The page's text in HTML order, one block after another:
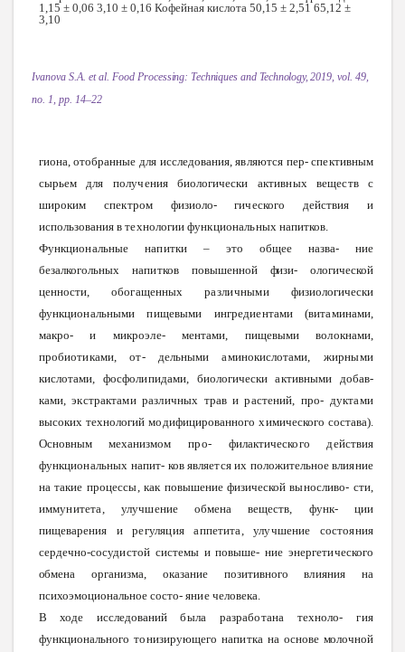
Ivanova S.A. et al. Food Processing: TechniquesandTechnology, 2019, vol. 49,
no. 1, pp. 14–22
гиона, отобранные для исследования,являются пер- спективным
сырьем для получения биологически активных веществс
широким
спектромфизиоло-гического действия и
использования втехнологии функциональных напитков.
Функциональные
напитки – это общее назва-
ние
безалкогольных
напитков повышенной физи-
ологической
ценности,
обогащенных различнымифизиологически
функциональными
пищевыми ингредиентами
(витаминами,
макро- и микроэле- ментами, пищевыми
волокнами,
пробиотиками,
от- дельными аминокислотами,
жирными
кислотами,
фосфолипидами, биологическиактивными добав-
ками,
экстрактами различных трав ирастений, про- дуктами
высоких технологий модифицированного химического состава).
Основным механизмомпро- филактического
действия
функциональных напит- ков является их положительноевлияние
на такие процессы, как повышение физическойвыносливо- сти,
иммунитета,
улучшение обмена веществ, функ- ции
пищеварения
ирегуляция аппетита, улучшение
состояния
сердечно-сосудистой системыи повыше-ние энергетического
обмена
организма, оказание позитивноговлияния на
психоэмоциональное состо- яние человека.
Входеисследованийбыла разработана техноло-
гия
функционального тонизирующего напитка на основе молочной